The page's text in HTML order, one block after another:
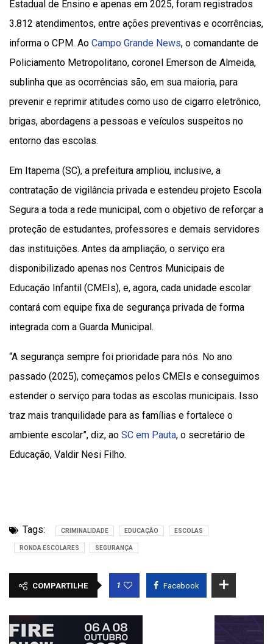
Estadual de Ensino e apenas em 2025, foram registrados
3.812 atendimentos, entre ações preventivas e ocorrências,
informa o CPM. Ao Campo Grande News, o comandante de
Policiamento Metropolitano, coronel Emerson de Almeida,
sublinha que as ocorrências são, em sua maioria, para
prevenir e reprimir atitudes como uso de cigarro eletrônico,
brigas, abordagens a pessoas e veículos suspeitos no
entorno das escolas.
Em Itapema (SC), a prefeitura ampliou, inclusive, a
contratação de vigilância privada e estendeu projeto Escola
Segura a toda a rede municipal, com o objetivo de reforçar a
proteção de estudantes, professores e demais servidores
das instituições. Antes da ampliação, o serviço era
disponibilizado apenas nos Centros Municipais de
Educação Infantil (CMEIs), e, agora, cada unidade escolar
contará com equipe fixa de segurança privada de forma
integrada com a Guarda Municipal.
“A segurança sempre foi prioridade para nós. No ano
passado (2025), começamos pelos CMEIs e conseguimos
estender o serviço para todas as escolas municipais. Isso
traz mais tranquilidade para as famílias e fortalece o
ambiente escolar”, diz, ao SC em Pauta, o secretário de
Educação, Valdir Nesi Filho.
Tags: CRIMINALIDADE EDUCAÇÃO ESCOLAS
RONDA ESCOLARES SEGURANÇA
COMPARTILHE 1 Facebook